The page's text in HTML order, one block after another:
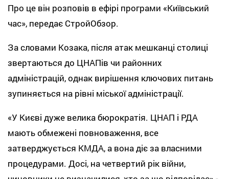
Про це він розповів в ефірі програми «Київський
час», передає СтройОбзор.
За словами Козака, після атак мешканці столиці
звертаються до ЦНАПів чи районних
адміністрацій, однак вирішення ключових питань
зупиняється на рівні міської адміністрації.
«У Києві дуже велика бюрократія. ЦНАП і РДА
мають обмежені повноваження, все
затверджується КМДА, а вона діє за власними
процедурами. Досі, на четвертий рік війни,